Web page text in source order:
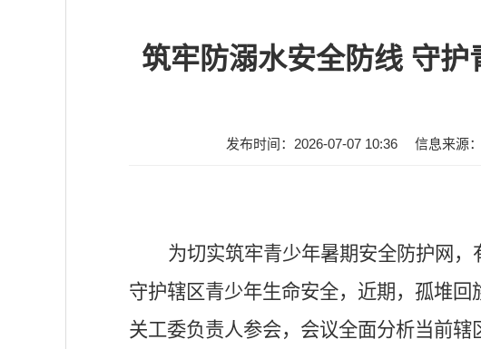
筑牢防溺水安全防线 守
发布时间：2026-07-07 10:36 信息来源
为切实筑牢青少年暑期安全防护网
守护辖区青少年生命安全，近期，孤堆
关工委负责人参会，会议全面分析当前